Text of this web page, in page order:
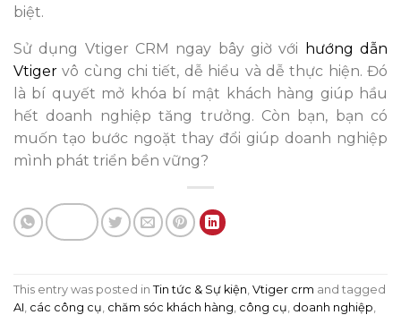
biệt.
Sử dụng Vtiger CRM ngay bây giờ với
hướng dẫn
Vtiger vô cùng chi tiết, dễ hiểu và dễ thực hiện. Đó
là bí quyết mở khóa bí mật khách hàng giúp hầu
hết doanh nghiệp tăng trưởng. Còn bạn, bạn có
muốn tạo bước ngoặt thay đổi giúp doanh nghiệp
mình phát triển bền vững?
This entry was posted in Tin tức & Sự kiện Vtiger crm and tagged
AI các công cụ chăm sóc khách hàng công cụ doanh nghiệp